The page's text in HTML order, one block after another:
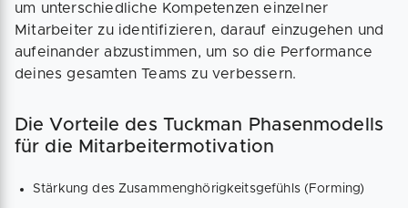
um unterschiedliche Kompetenzen einzelner
Mitarbeiter zu identifizieren, darauf einzugehen und
aufeinander abzustimmen, um so die Performance
deines gesamten Teams zu verbessern.
Die Vorteile des Tuckman Phasenmodells
für die Mitarbeitermotivation
Stärkung des Zusammenghörigkeitsgefühls (Forming)